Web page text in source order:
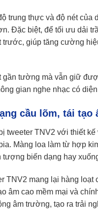
trung thực và độ nét của
Đặc biệt, để tối ưu dải
trước, giúp tăng cường
gần tường mà vẫn giữ
gian nghe nhạc có
cầu lõm, tái
tweeter TNV2 với thiết
Màng loa làm từ hợp
tượng biến dạng hay
TNV2 mang lại hàng
âm cao mềm mại và
âm trường, tạo ra trải